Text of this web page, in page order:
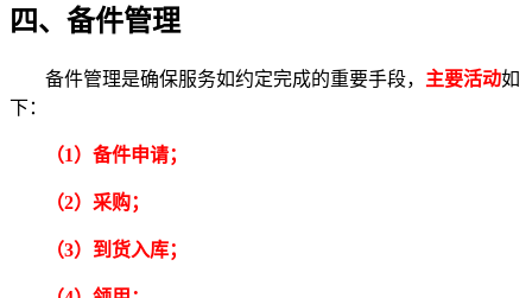
四、备件管理
备件管理是确保服务如约定完成的重要手段， 主要活动如
下：
（1）备件申请；
（2）采购；
（3）到货入库；